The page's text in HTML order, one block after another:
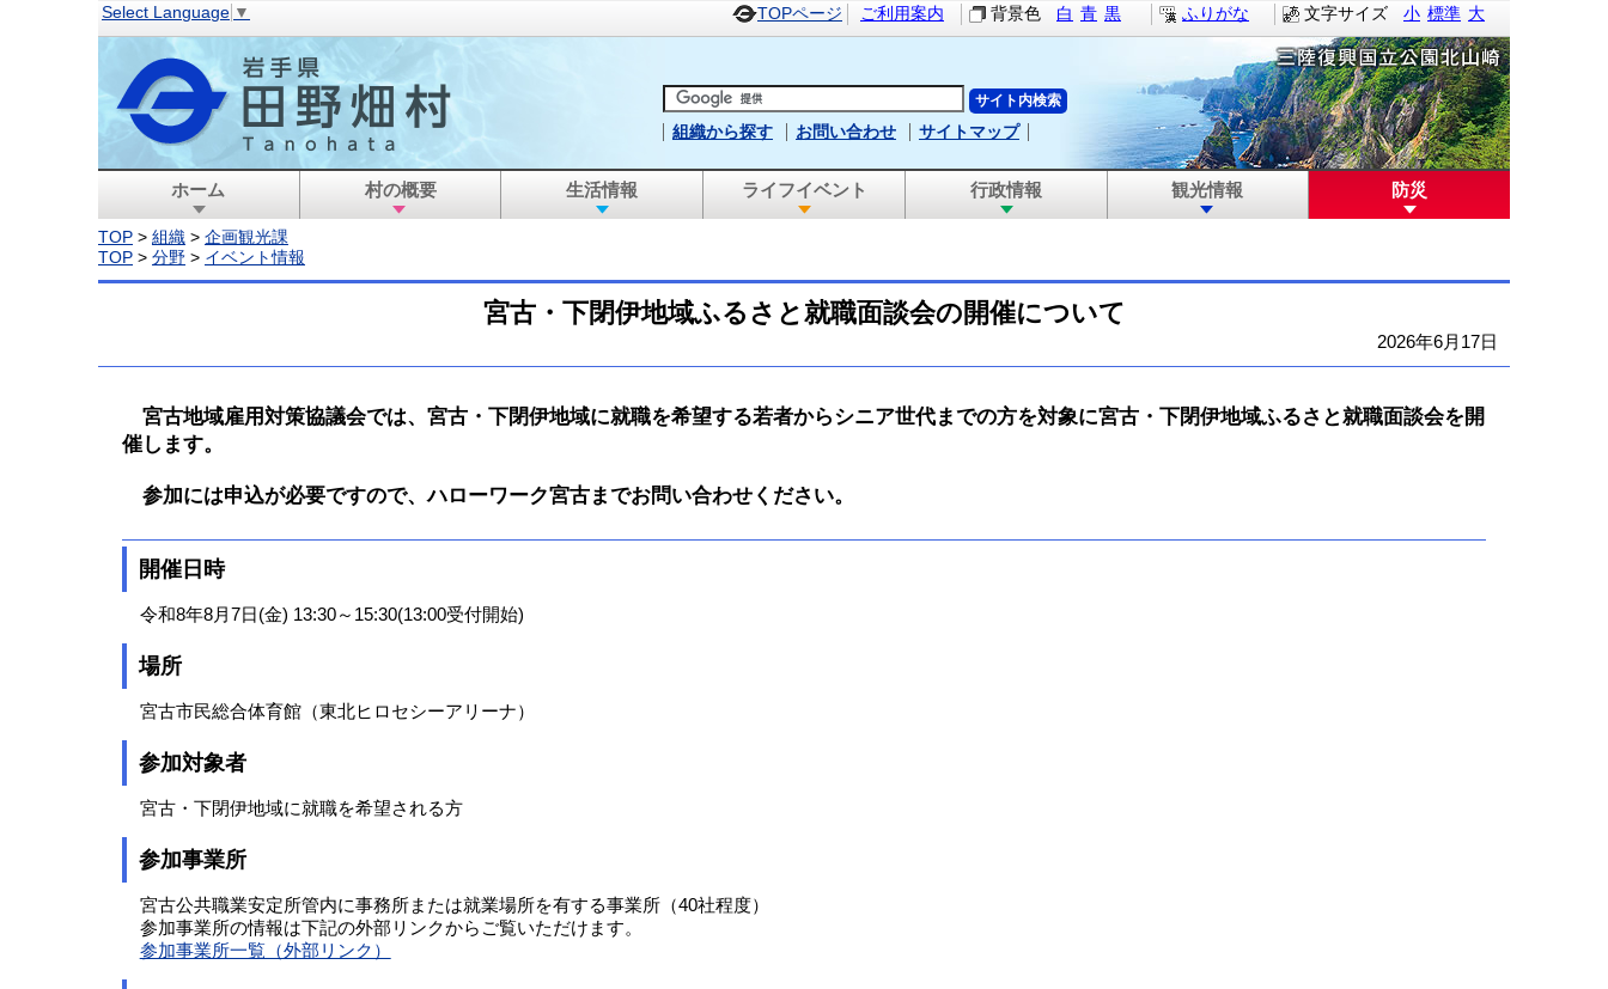
文字サイズ 小 標準 大
Select Language ▼ TOPページ ご利用案内 背景色 白 青 黒 ふりがな
組織から探す お問い合わせ サイトマップ
ホーム 村の概要 生活情報 ライフイベント 行政情報 観光情報 防災
TOP > 組織 > 企画観光課
TOP > 分野 > イベント情報
宮古・下閉伊地域ふるさと就職面談会の開催について
2026年6月17日
宮古地域雇用対策協議会では、宮古・下閉伊地域に就職を希望する若者からシニア世代までの方を対象に宮古・下閉伊地域ふるさと就職面談会を開
催します。
参加には申込が必要ですので、ハローワーク宮古までお問い合わせください。
開催日時
令和8年8月7日(金) 13:30～15:30(13:00受付開始)
場所
宮古市民総合体育館（東北ヒロセシーアリーナ）
参加対象者
宮古・下閉伊地域に就職を希望される方
参加事業所
宮古公共職業安定所管内に事務所または就業場所を有する事業所（40社程度）
参加事業所の情報は下記の外部リンクからご覧いただけます。
参加事業所一覧（外部リンク）